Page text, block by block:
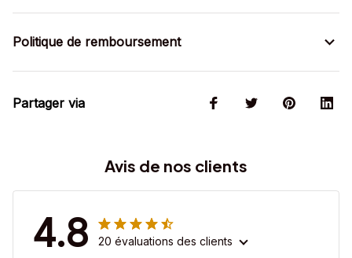
Politique de remboursement
Partager via
Avis de nos clients
4.8 20 évaluations des clients